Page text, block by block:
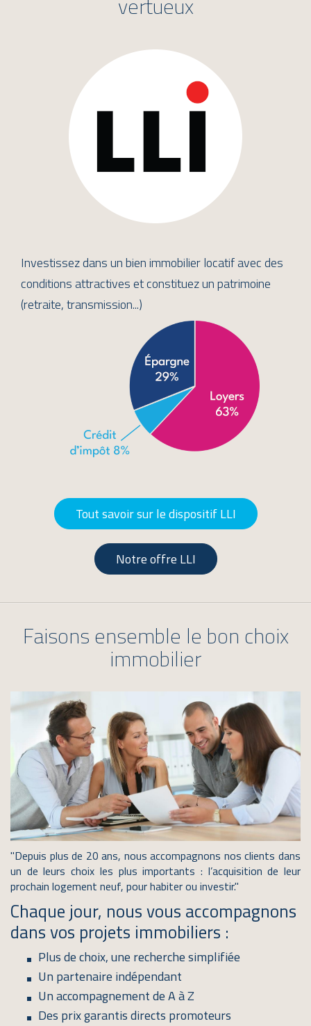
Investissez dans un bien immobilier locatif avec des
conditions attractives et constituez un patrimoine
(retraite, transmission...)
Tout savoir sur le dispositif LLI
Notre offre LLI
Faisons ensemble le bon choix
immobilier
"Depuis plus de 20 ans, nous accompagnons nos clients dans
un de leurs choix les plus importants : l’acquisition de leur
prochain logement neuf, pour habiter ou investir." ​
Chaque jour, nous vous accompagnons
dans vos projets immobiliers :
Plus de choix, une recherche simplifiée
Un partenaire indépendant
Un accompagnement de A à Z
Des prix garantis directs promoteurs